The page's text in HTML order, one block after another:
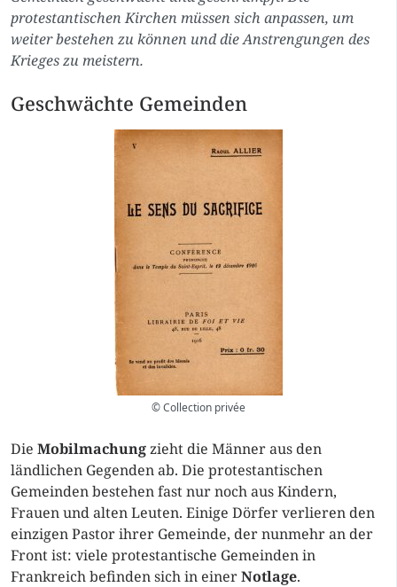
protestantischen Kirchen müssen sich anpassen, um
weiter bestehen zu können und die Anstrengungen des
Krieges zu meistern.
Geschwächte Gemeinden
© Collection privée
Die Mobilmachungzieht die Männer aus den
ländlichen Gegenden ab. Die protestantischen
Gemeinden bestehen fast nur noch aus Kindern,
Frauen und alten Leuten. Einige Dörfer verlieren den
einzigen Pastor ihrer Gemeinde, der nunmehr an der
Front ist: viele protestantische Gemeinden in
Frankreich befinden sich in einerNotlage.